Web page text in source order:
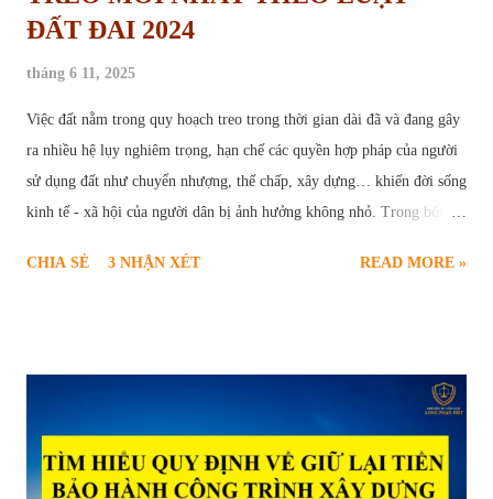
ĐẤT ĐAI 2024
tháng 6 11, 2025
Việc đất nằm trong quy hoạch treo trong thời gian dài đã và đang gây
ra nhiều hệ lụy nghiêm trọng, hạn chế các quyền hợp pháp của người
sử dụng đất như chuyển nhượng, thế chấp, xây dựng… khiến đời sống
kinh tế - xã hội của người dân bị ảnh hưởng không nhỏ. Trong bối
thiết và chính đáng của nhiều hộ gia đình, cá nhân. Để giúp người dân
mới nhất tại Luật Đất đai năm 2024. Thủ tục yêu cầu xóa quy hoạch
hoạch treo là hiện tượng một khu vực đất đã được xác định trong kế
hoạch sử dụng đất, dự kiến thực hiện dự án nhưng trong nhiều năm
CHIA SẺ 3 NHẬN XÉT READ MORE »